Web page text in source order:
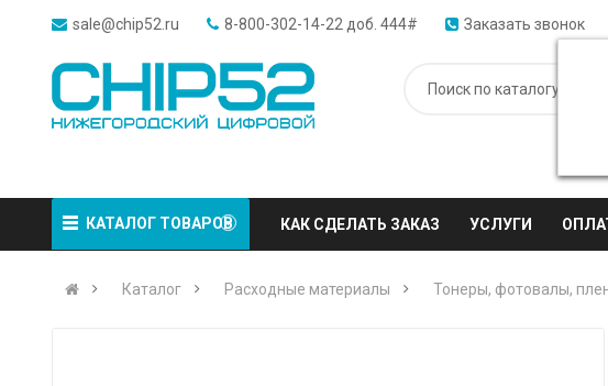
sale@chip52.ru 8-800-302-14-22 доб. 444# Заказать звонок
КАТАЛОГ ТОВАРОВ КАК СДЕЛАТЬ ЗАКАЗ УСЛУГИ
Каталог Расходные материалы Тонеры, фотовалы,